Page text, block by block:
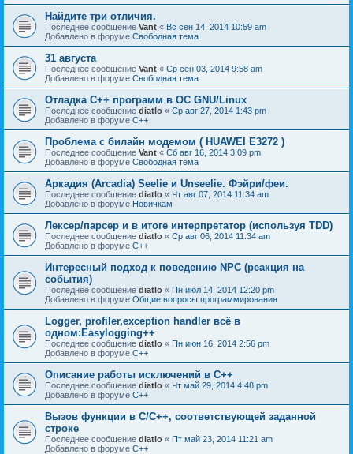
Найдите три отличия.
Последнее сообщение Vant « Вс сен 14, 2014 10:59 am
Добавлено в форуме Свободная тема
31 августа
Последнее сообщение Vant « Ср сен 03, 2014 9:58 am
Добавлено в форуме Свободная тема
Отладка C++ программ в ОС GNU/Linux
Последнее сообщение diatlo « Ср авг 27, 2014 1:43 pm
Добавлено в форуме C++
Проблема с билайн модемом ( HUAWEI E3272 )
Последнее сообщение Vant « Сб авг 16, 2014 3:09 pm
Добавлено в форуме Свободная тема
Аркадия (Arcadia) Seelie и Unseelie. Фэйри/феи.
Последнее сообщение diatlo « Чт авг 07, 2014 11:34 am
Добавлено в форуме Новичкам
Лексер/парсер и в итоге интерпретатор (используя TDD)
Последнее сообщение diatlo « Ср авг 06, 2014 11:34 am
Добавлено в форуме C++
Интересный подход к поведению NPC (реакция на
события)
Последнее сообщение diatlo « Пн июл 14, 2014 12:20 pm
Добавлено в форуме Общие вопросы программирования
Logger, profiler,exception handler всё в
одном:Easylogging++
Последнее сообщение diatlo « Пн июн 16, 2014 2:56 pm
Добавлено в форуме C++
Описание работы исключений в C++
Последнее сообщение diatlo « Чт май 29, 2014 4:48 pm
Добавлено в форуме C++
Вызов функции в C/C++, соответствующей заданной
строке
Последнее сообщение diatlo « Пт май 23, 2014 11:21 am
Добавлено в форуме C++